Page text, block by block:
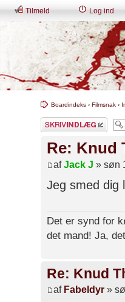
Tilmeld Log ind
Boardindeks ‹ Filmsnak ‹
Skriv et svar
Re: Knud
afJack J » søn
Jeg smed dig
Det er synd for
det mand! Ja,
Re: Knud
af Fabeldyr »